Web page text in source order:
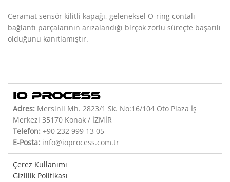
Ceramat sensör kilitli kapağı, geleneksel O-ring contalı
bağlantı parçalarının arızalandığı birçok zorlu süreçte başarılı
olduğunu kanıtlamıştır.
IO PROCESS
Adres: Mersinli Mh. 2823/1 Sk. No:16/104 Oto Plaza İş
Merkezi 35170 Konak / İZMİR
Telefon: +90 232 999 13 05
E-Posta: info@ioprocess.com.tr
Çerez Kullanımı
Gizlilik Politikası